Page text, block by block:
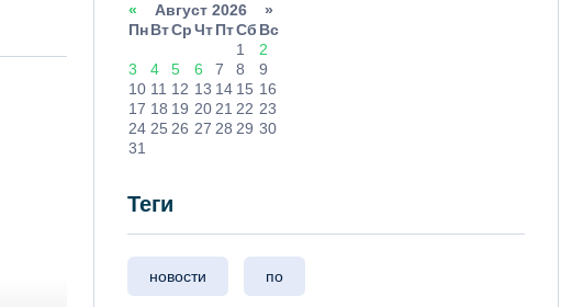
« Август 2026 »
ПнВтСрЧтПтСб Вс
1
2
3
4 5 6 7 8
9
10 11 12 13 14 15 16
17 18 19 20 21 22 23
24 25 26 27 28 29 30
31
Теги
новости по